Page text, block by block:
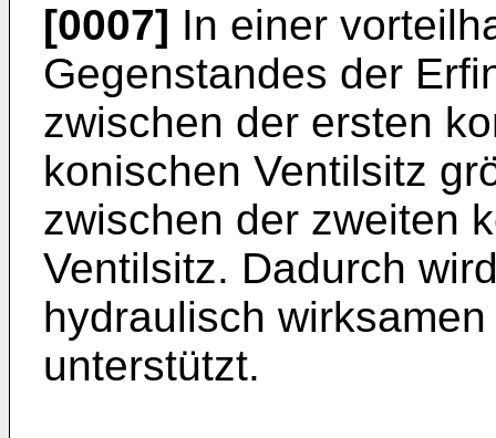
[0007] In einer
Gegenstandes der
zwischen der ersten
konischen Ventilsitz
zwischen der zweiten
Ventilsitz. Dadurch
hydraulisch
unterstützt.